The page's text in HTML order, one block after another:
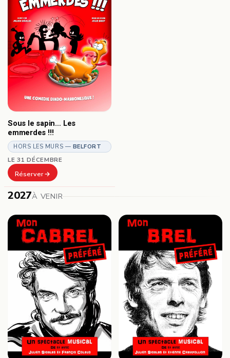
Sous le sapin… Les
emmerdes !!!
HORS LES MURS — BELFORT
LE 31 DÉCEMBRE
Réserver
2027À VENIR